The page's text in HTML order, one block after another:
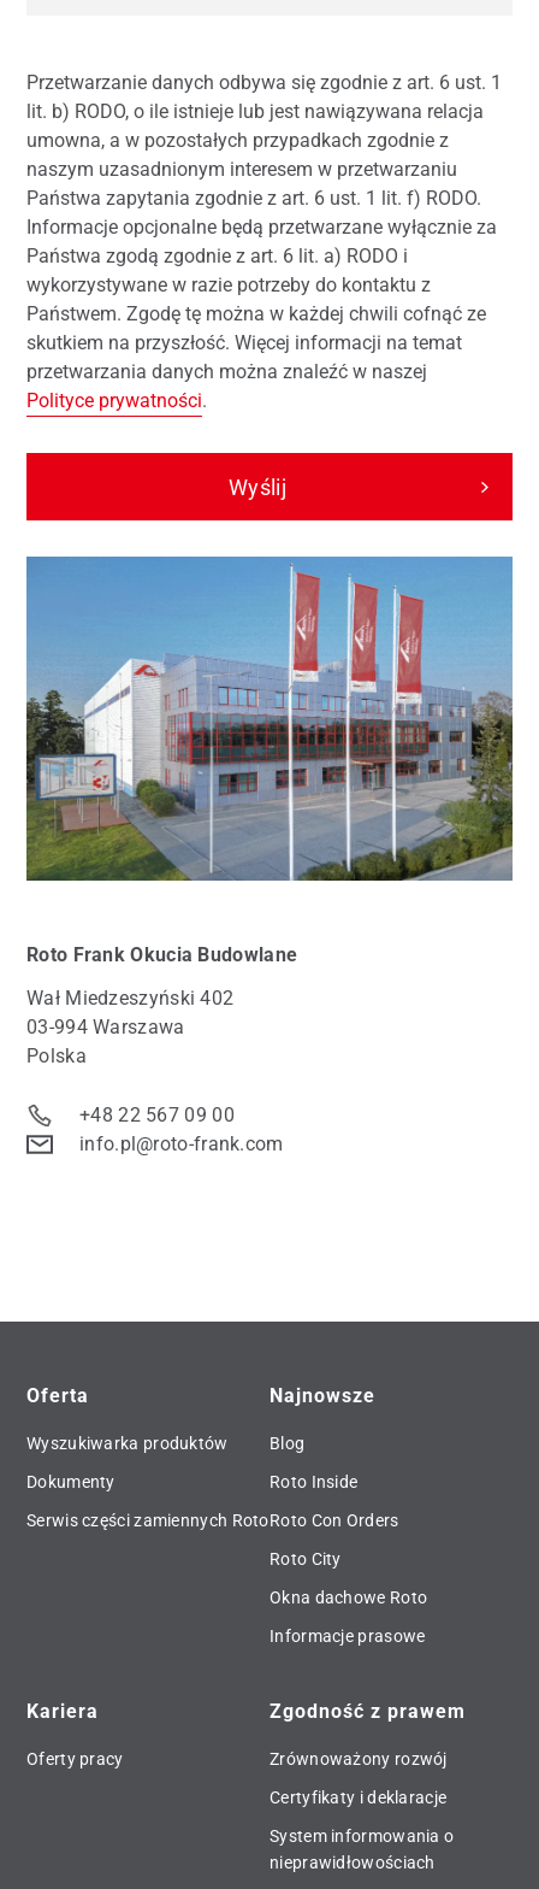
Roto Frank Okucia Budowlane
Wał Miedzeszyński 402
03-994 Warszawa
Polska
+48 22 567 09 00
info.pl@roto-frank.com
Przetwarzanie danych odbywa się zgodnie z art. 6 ust. 1
lit. b) RODO, o ile istnieje lub jest nawiązywana relacja
umowna, a w pozostałych przypadkach zgodnie z
naszym uzasadnionym interesem w przetwarzaniu
Państwa zapytania zgodnie z art. 6 ust. 1 lit. f) RODO.
Informacje opcjonalne będą przetwarzane wyłącznie za
Państwa zgodą zgodnie z art. 6 lit. a) RODO i
wykorzystywane w razie potrzeby do kontaktu z
Państwem. Zgodę tę można w każdej chwili cofnąć ze
skutkiem na przyszłość. Więcej informacji na temat
przetwarzania danych można znaleźć w naszej
Polityce prywatności.
Wyślij
Oferta
Wyszukiwarka produktów
Dokumenty
Serwis części zamiennych Roto
Najnowsze
Blog
Roto Inside
Roto Con Orders
Roto City
Okna dachowe Roto
Informacje prasowe
Kariera
Oferty pracy
Zgodność z prawem
Zrównoważony rozwój
Certyfikaty i deklaracje
System informowania o
nieprawidłowościach